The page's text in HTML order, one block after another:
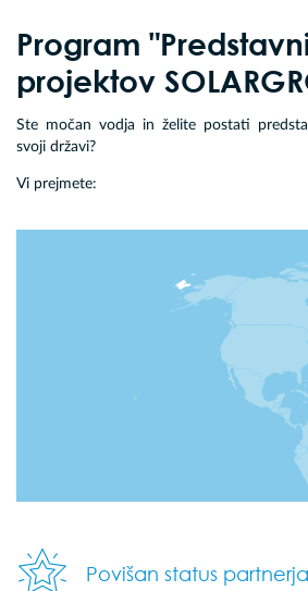
Program
projektov
Ste močan vodja in želite postati
svoji državi?
Vi prejmete:
Povišan status partnerja